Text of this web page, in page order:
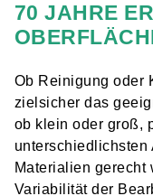
70 JAHRE
Ob Reinigung oder
zielsicher das
ob klein oder groß,
unterschiedlichsten
Materialien gerecht
Variabilität der